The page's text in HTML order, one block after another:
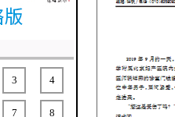
3 4
7 8